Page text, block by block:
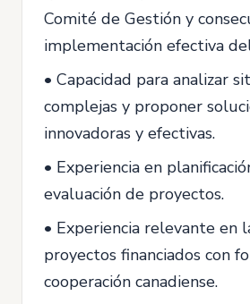
Comité de Gestión y
implementación efectiva
• Capacidad para analizar
complejas y proponer
innovadoras y efectivas.
• Experiencia en
evaluación de proyectos.
• Experiencia relevante en
proyectos financiados con
cooperación canadiense.